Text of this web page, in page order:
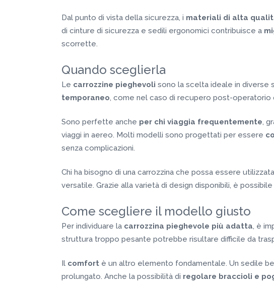
Dal punto di vista della sicurezza, i materiali di alta
di cinture di sicurezza e sedili ergonomici contribuisce a
scorrette.
Quando sceglierla
Le carrozzine pieghevoli sono la scelta ideale in diverse
temporaneo, come nel caso di recupero post-operatorio
Sono perfette anche per chi viaggia frequentemente,
viaggi in aereo. Molti modelli sono progettati per essere
senza complicazioni.
Chi ha bisogno di una carrozzina che possa essere
versatile. Grazie alla varietà di design disponibili, è
Come scegliere il modello giusto
Per individuare la carrozzina pieghevole più adatta, è
struttura troppo pesante potrebbe risultare difficile da
Il comfort è un altro elemento fondamentale. Un sedile
prolungato. Anche la possibilità di regolare braccioli e